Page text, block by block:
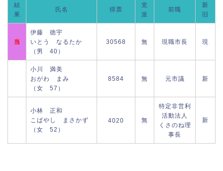
結
果
氏名 得票
党
派
前職
新
旧
当
伊藤 徳宇
いとう なるたか
（男 40）
30568 無 現職市長 現
小川 満美
おがわ まみ
（女 57）
8584 無 元市議 新
小林 正和
こばやし まさかず
（女 52）
4020 無
特定非営利
活動法人
くさのね理
事長
新